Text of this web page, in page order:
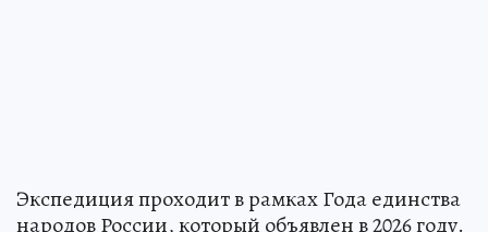
Экспедиция проходит в рамках Года единства
народов России, который объявлен в 2026 году.